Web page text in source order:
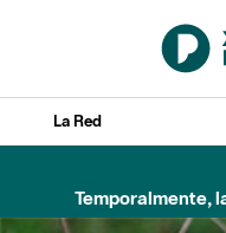
Saltar al contenido principal
La Red
Temporalmente,